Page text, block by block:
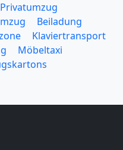
Privatumzug
Beiladung
Klaviertransport
Möbeltaxi